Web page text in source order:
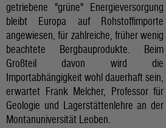
getriebene "grüne" Energieversorgung
bleibt Europa auf Rohstoffimporte
angewiesen, für zahlreiche, früher wenig
beachtete Bergbauprodukte. Beim
Großteil davon wird die
Importabhängigkeit wohl dauerhaft sein,
erwartet Frank Melcher, Professor für
Geologie und Lagerstättenlehre an der
Montanuniversität Leoben.